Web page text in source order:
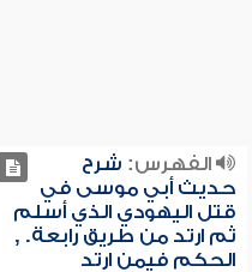
الفهرس: شرح
حديث أبي موسى في
قتل اليهودي الذي أسلم
ثم ارتد من طريق رابعة. ,
الحكم فيمن ارتد